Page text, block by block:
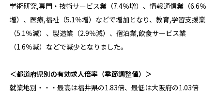
学術研究,専門・技術サービス業（7.4％増）、情報通信業（6.6％
増）、医療,福祉 （5.1％増）などで増加となり、教育,学習支援業
（5.1％減）、製造業（2.9％減）、宿泊業,飲食サービス業
（1.6％減）などで減少となりました。
＜都道府県別の有効求人倍率（季節調整値）＞
就業地別・・・最高は福井県の1.83倍、最低は大阪府の1.03倍